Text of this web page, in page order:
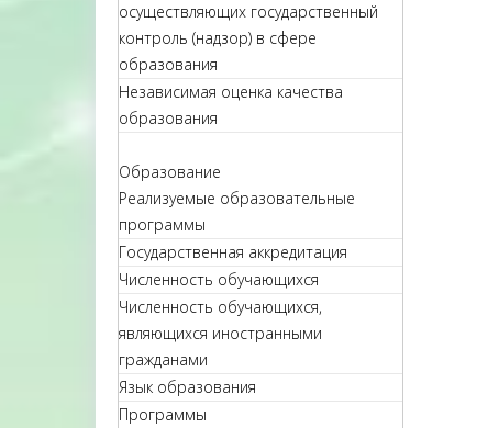
осуществляющих государственный
контроль (надзор) в сфере
образования
Независимая оценка качества
образования
Образование
Реализуемые образовательные
программы
Государственная аккредитация
Численность обучающихся
Численность обучающихся,
являющихся иностранными
гражданами
Язык образования
Программы